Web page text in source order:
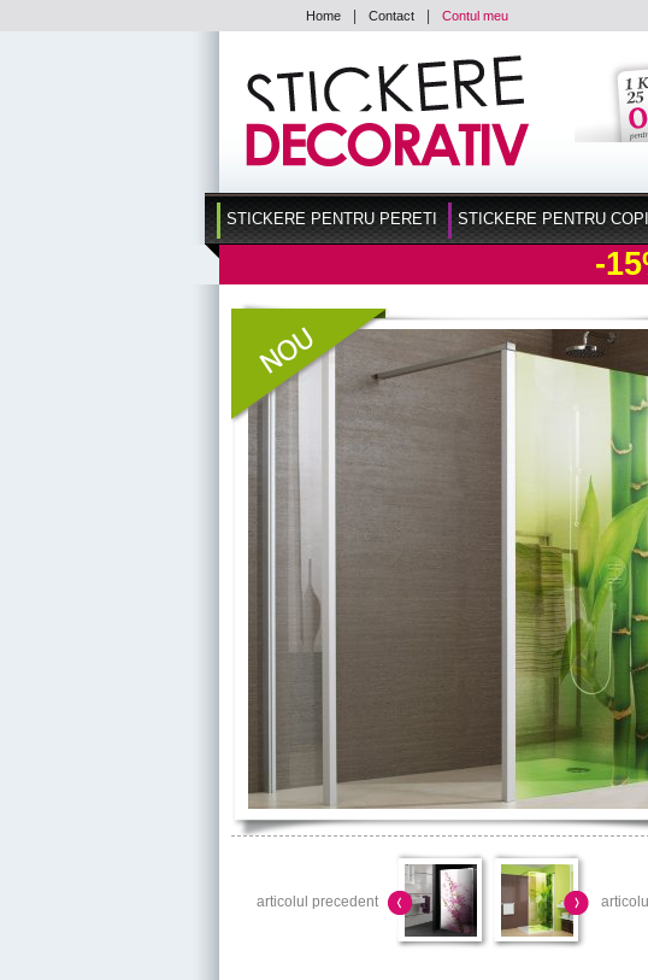
Home Contact Contul meu
STICKERE PENTRU PERETI STICKERE PENTRU COPII
-
articolul precedent